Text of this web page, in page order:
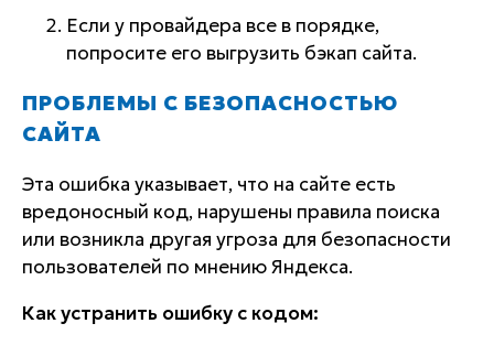
Если у провайдера все в порядке,
попросите его выгрузить бэкап сайта.
ПРОБЛЕМЫ С БЕЗОПАСНОСТЬЮ
САЙТА
Эта ошибка указывает, что на сайте есть
вредоносный код, нарушены правила поиска
или возникла другая угроза для безопасности
пользователей по мнению Яндекса.
Как устранить ошибку с кодом: